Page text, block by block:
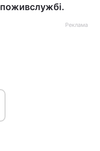
Реклама